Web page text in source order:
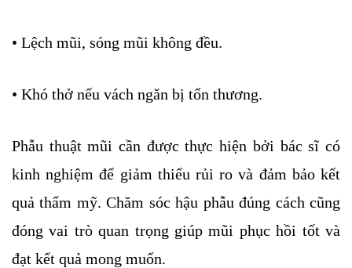
• Lệch mũi, sóng mũi không đều.
• Khó thở nếu vách ngăn bị tổn thương.
Phẫu thuật mũi cần được thực hiện bởi bác sĩ có
kinh nghiệm để giảm thiểu rủi ro và đảm bảo kết
quả thẩm mỹ. Chăm sóc hậu phẫu đúng cách cũng
đóng vai trò quan trọng giúp mũi phục hồi tốt và
đạt kết quả mong muốn.